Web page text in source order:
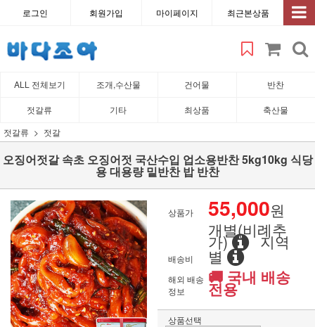
로그인 회원가입 마이페이지 최근본상품
ALL 전체보기 조개,수산물 건어물 반찬
젓갈류 기타 최상품
축산물
젓갈류
젓갈
오징어젓갈 속초 오징어젓 국산수입 업소용반찬 5kg10kg 식당
용 대용량 밑반찬 밥 반찬
상품가 55,000원
배송비
개별(비례추
가) 지역
별
해외 배송
정보
🚚 국내 배송
전용
상품선택